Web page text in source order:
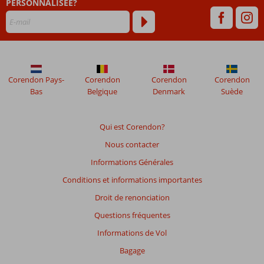
48
sont
affichés
afin
de
PERSONNALISÉE?
Qui est Corendon?
Nous contacter
Informations Générales
Conditions et informations importantes
Droit de renonciation
Questions fréquentes
Informations de Vol
Bagage
Corendon Pays-
Bas
Corendon
Belgique
Corendon
Denmark
Corendon
Suède